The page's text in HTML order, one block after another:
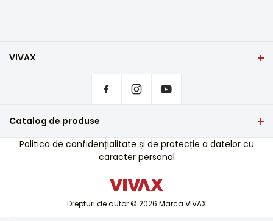
VIVAX
De unde să cumpărați produsele VIVAX?
Asistență pentru servicii
Asistență de service în afara garanției
Catalog de produse
TV si audio
Dispozitive inteligenteDrepturi de autor © 2026 Marca VIVAX
Politica de confidențialitate și de protecție a datelor cu
caracter personal